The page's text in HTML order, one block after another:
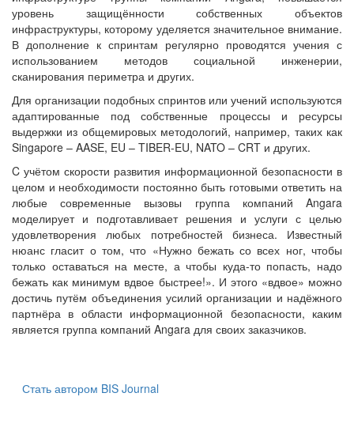
уровень защищённости собственных объектов
инфраструктуры, которому уделяется значительное внимание.
В дополнение к спринтам регулярно проводятся учения с
использованием методов социальной инженерии,
сканирования периметра и других.
Для организации подобных спринтов или учений используются
адаптированные под собственные процессы и ресурсы
выдержки из общемировых методологий, например, таких как
Singapore – AASE, EU – TIBER-EU, NATO – CRT и других.
C учётом скорости развития информационной безопасности в
целом и необходимости постоянно быть готовыми ответить на
любые современные вызовы группа компаний Angara
моделирует и подготавливает решения и услуги с целью
удовлетворения любых потребностей бизнеса. Известный
нюанс гласит о том, что «Нужно бежать со всех ног, чтобы
только оставаться на месте, а чтобы куда-то попасть, надо
бежать как минимум вдвое быстрее!». И этого «вдвое» можно
достичь путём объединения усилий организации и надёжного
партнёра в области информационной безопасности, каким
является группа компаний Angara для своих заказчиков.
Стать автором BIS Journal